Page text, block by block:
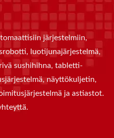
järjestelmiin,
luotijunajärjestelmä,
sushihihna, tabletti-
näyttökuljetin,
ja astiastot.